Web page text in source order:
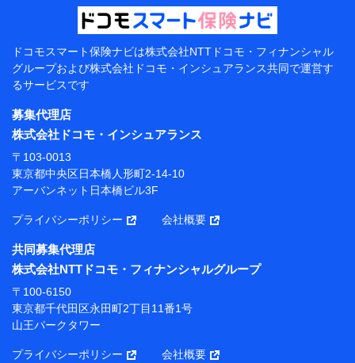
提供当事者から受領当事者が個人データを取得する方法
電子的・電磁的方法等
【共同して利用する者の範囲】
当社
株式会社NTTドコモ・フィナンシャルグループ
【利用目的】
当社または株式会社NTTドコモ・フィナンシャルグルー
プが提供する保険関連サービスにおけるユーザー登録受
付および管理のため
当社または株式会社NTTドコモ・フィナンシャルグルー
携会社の保険その他に関する情報を提供するため、また
維持管理等の委託業務遂行のため、またそれらに付帯、
関連する当社または株式会社NTTドコモ・フィナンシャ
ルグループおよび提携会社のサービスを案内、提供する
ため
（各サービスで取得したサービス利用履歴、ウェブサイ
トの閲覧履歴、購買履歴、ご契約内容等のパーソナルデ
ータを分析して、お客さまの趣味・嗜好・傾向に応じた
サービス・商品等に関するご提案や広告の配信等を行う
ドコモスマート保険ナビは株式会社NTTドコモ・フィナンシャル
グループおよび株式会社ドコモ・インシュアランス共同で運営す
るサービスです
募集代理店
株式会社ドコモ・インシュアランス
〒103-0013
東京都中央区日本橋人形町2-14-10
アーバンネット日本橋ビル3F
プライバシーポリシー 会社概要
共同募集代理店
株式会社NTTドコモ・フィナンシャルグループ
〒100-6150
東京都千代田区永田町2丁目11番1号
山王パークタワー
プライバシーポリシー 会社概要